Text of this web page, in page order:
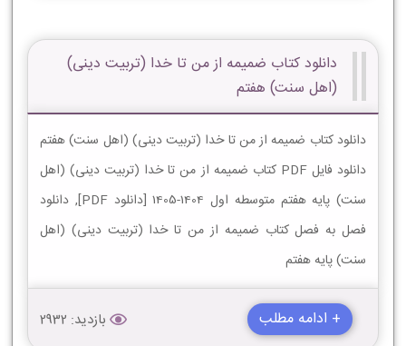
دانلود کتاب ضمیمه از من تا خدا (تربیت دینی)
(اهل سنت) هفتم
دانلود کتاب ضمیمه از من تا خدا (تربیت دینی) (اهل سنت) هفتم
دانلود فایل PDF کتاب ضمیمه از من تا خدا (تربیت دینی) (اهل
سنت) پایه هفتم متوسطه اول 1404-1405 [دانلود PDF], دانلود
فصل به فصل کتاب ضمیمه از من تا خدا (تربیت دینی) (اهل
سنت) پایه هفتم
+ ادامه مطلب بازدید: 2932